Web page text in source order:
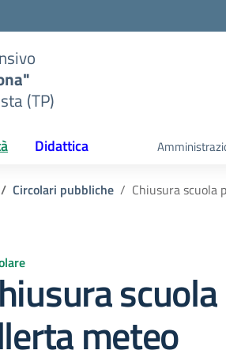
(TP)
Didattica
Circolari pubbliche Chiusura scuola
meteo